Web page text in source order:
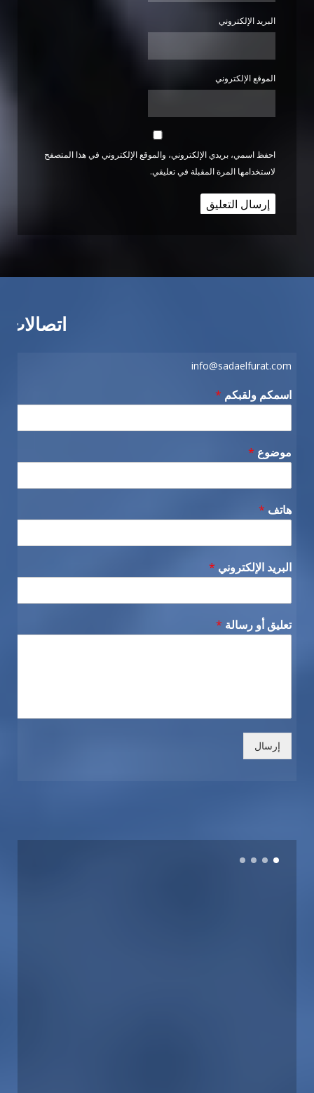
البريد الإلكتروني
الموقع الإلكتروني
احفظ اسمي، بريدي الإلكتروني، والموقع الإلكتروني في هذا المتصفح
لاستخدامها المرة المقبلة في تعليقي.
اتصالات
info@sadaelfurat.com
اسمكم ولقبكم *
موضوع *
هاتف *
البريد الإلكتروني *
تعليق أو رسالة *
إرسال